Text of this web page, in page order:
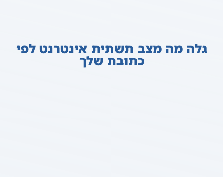
גלה מה מצב תשתית אינטרנט לפי
כתובת שלך